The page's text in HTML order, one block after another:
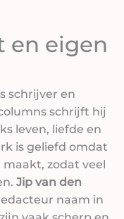
en eigen
schrijver en
schrijft hij
leven, liefde en
is geliefd omdat
zodat veel
Jip van den
naam in